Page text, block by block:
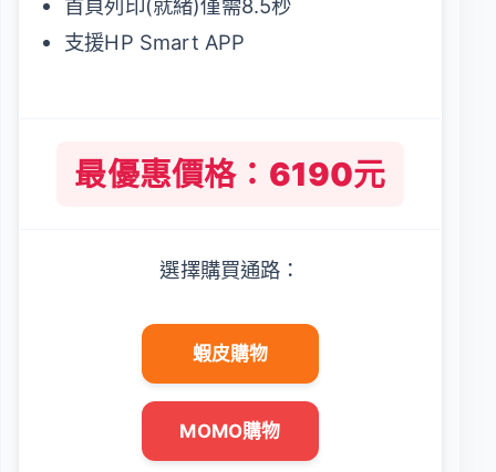
首頁列印(就緒)僅需8.5秒
支援HP Smart APP
最優惠價格：6190元
選擇購買通路：
蝦皮購物
MOMO購物